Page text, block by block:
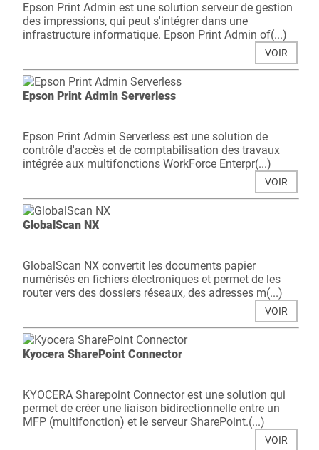
Epson Print Admin est une solution serveur de gestion
des impressions, qui peut s'intégrer dans une
infrastructure informatique. Epson Print Admin of(...)
VOIR
Epson Print Admin Serverless
Epson Print Admin Serverless est une solution de
contrôle d'accès et de comptabilisation des travaux
intégrée aux multifonctions WorkForce Enterpr(...)
VOIR
GlobalScan NX
GlobalScan NX convertit les documents papier
numérisés en fichiers électroniques et permet de les
router vers des dossiers réseaux, des adresses m(...)
VOIR
Kyocera SharePoint Connector
KYOCERA Sharepoint Connector est une solution qui
permet de créer une liaison bidirectionnelle entre un
MFP (multifonction) et le serveur SharePoint.(...)
VOIR